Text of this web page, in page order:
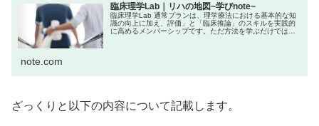
臨床理学Lab｜リハの地図~学びnote~
臨床理学Lab 通常プランは、理学療法における基本的な知
識の向上に加え、評価」と「臨床推論」のスキルを実践的
に高めるメンバーシップです。ただ方法を学ぶだけではな
note.com
ざっくりと以下の内容について記載します。